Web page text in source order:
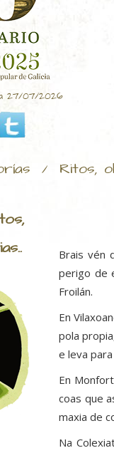
27/07/2026
/ Ritos,
Brais vén
perigo de
Froilán.
En
pola
e leva
En
coas que
maxia de
Na